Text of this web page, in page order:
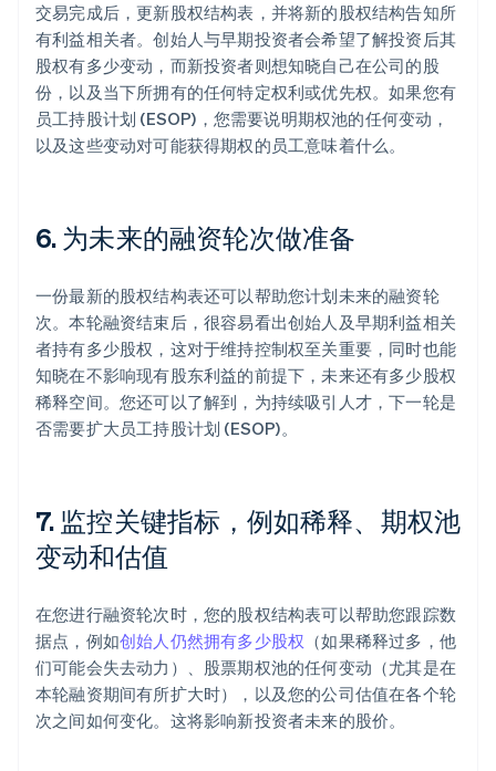
交易完成后，更新股权结构表，并将新的股权结构告知所
有利益相关者。创始人与早期投资者会希望了解投资后其
股权有多少变动，而新投资者则想知晓自己在公司的股
份，以及当下所拥有的任何特定权利或优先权。如果您有
员工持股计划 (ESOP)，您需要说明期权池的任何变动，
以及这些变动对可能获得期权的员工意味着什么。
6. 为未来的融资轮次做准备
一份最新的股权结构表还可以帮助您计划未来的融资轮
次。本轮融资结束后，很容易看出创始人及早期利益相关
者持有多少股权，这对于维持控制权至关重要，同时也能
知晓在不影响现有股东利益的前提下，未来还有多少股权
稀释空间。您还可以了解到，为持续吸引人才，下一轮是
否需要扩大员工持股计划 (ESOP)。
7. 监控关键指标，例如稀释、期权池
变动和估值
在您进行融资轮次时，您的股权结构表可以帮助您跟踪数
据点，例如创始人仍然拥有多少股权 （如果稀释过多，他
们可能会失去动力）、股票期权池的任何变动（尤其是在
本轮融资期间有所扩大时），以及您的公司估值在各个轮
次之间如何变化。这将影响新投资者未来的股价。